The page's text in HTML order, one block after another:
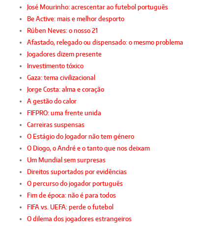
José Mourinho: acrescentar ao futebol português
Be Active: mais e melhor desporto
Rúben Neves: o nosso 21
Afastado, relegado ou dispensado: o mesmo problema
Jogadores dizem presente
Investimento tóxico
Gaza: tema civilizacional
Jorge Costa: alma e coração
A gestão do calor
FIFPRO: uma frente unida
Carreiras suspensas
O Estágio do Jogador não tem género
O Diogo, o André e o tanto que nos deixam
Um Mundial sem surpresas
Direitos suportados por evidências
O percurso do jogador português
Fim de época: não é para todos
FIFA vs. UEFA: perde o futebol
O dilema dos jogadores estrangeiros